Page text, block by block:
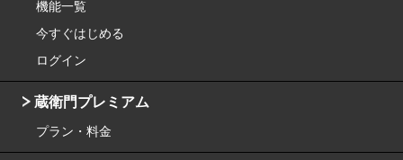
機能一覧
今すぐはじめる
ログイン
蔵衛門プレミアム
プラン・料金